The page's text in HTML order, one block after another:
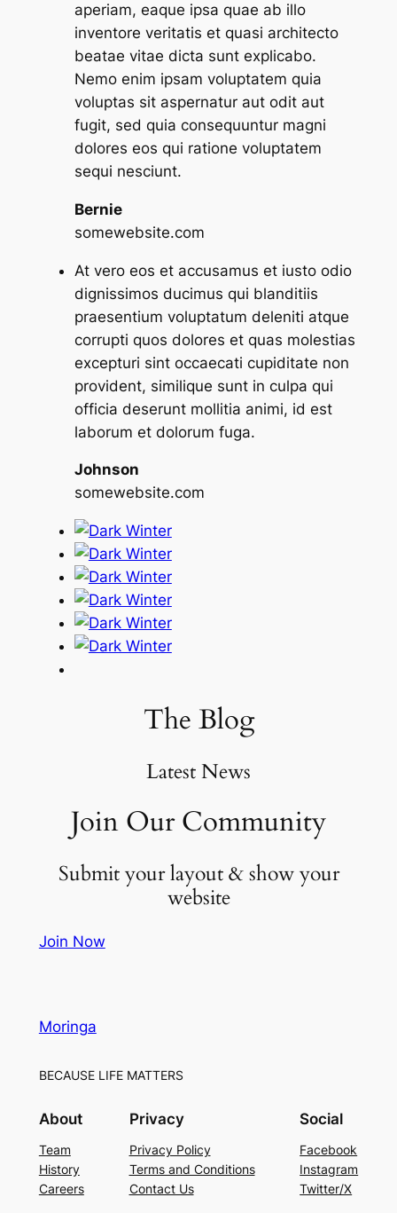
aperiam, eaque ipsa quae ab illo
inventore veritatis et quasi architecto
beatae vitae dicta sunt explicabo.
Nemo enim ipsam voluptatem quia
voluptas sit aspernatur aut odit aut
fugit, sed quia consequuntur magni
dolores eos qui ratione voluptatem
sequi nesciunt.
Bernie
somewebsite.com
At vero eos et accusamus et iusto odio
dignissimos ducimus qui blanditiis
praesentium voluptatum deleniti atque
corrupti quos dolores et quas molestias
excepturi sint occaecati cupiditate non
provident, similique sunt in culpa qui
officia deserunt mollitia animi, id est
laborum et dolorum fuga.
Johnson
somewebsite.com
The Blog
Latest News
Join Our Community
Submit your layout & show your
website
Join Now
Moringa
BECAUSE LIFE MATTERS
About
Team
History
Careers
Privacy
Privacy Policy
Terms and Conditions
Contact Us
Social
Facebook
Instagram
Twitter/X